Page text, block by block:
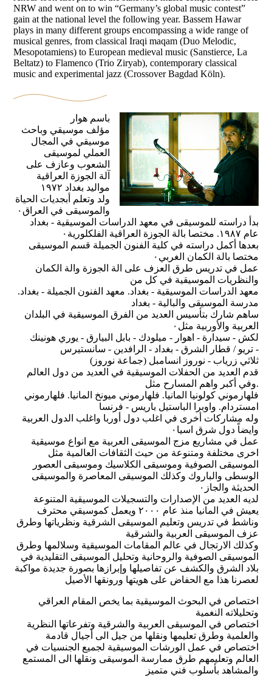
NRW and went on to win “Germany’s global music contest”
gain at the national level the following year. Bassem Hawar
plays in many different groups encompassing a wide range of
musical genres, from classical Iraqi maqam (Duo Melodic,
Mesopotamiens) to European medieval music (Sanstierce, La
Beltatz) to Flamenco (Trio Ziryab), contemporary classical
music and experimental jazz (Crossover Bagdad Köln).
باسم هوار
مؤلف موسيقي وباحث
موسيقي في المجال
العملي لموسيقى
الشعوب وعازف على
آلة الجوزة العراقية
مواليد بغداد ١٩٧٢
ولد وتعلم أبجديات الحياة
والموسيقى في العراق٠
بدأ دراسته للموسيقى في معهد الدراسات الموسيقية - بغداد
عام ١٩٨٧. مختصا بالة الجوزة العراقية الفلكلورية٠
بعدها أكمل دراسته في كلية الفنون الجميلة قسم الموسيقى
مختصا بالة الكمان الغربي٠
عمل في تدريس طرق العزف على الة الجوزة والة الكمان
والنظريات الموسيقية في كل من
معهد الدراسات الموسيقية - بغداد. معهد الفنون الجميلة - بغداد.
مدرسة الموسيقى والبالية - بغداد
ساهم شارك بتأسيس العديد من الفرق الموسيقية في البلدان
العربية والأوربية مثل٠
لكش - سيدارة - اهوار - ميلودك - بابل البيارق - يوري هونينك
تريو / قطار الشرق - بغداد - الرافدين - سانستيرس -
ثلاثي زرياب - نوروز انسامبل (جماعة نوروز)
قدم العديد من الحفلات الموسيقية في العديد من دول العالم
وفي أكبر واهم المسارح مثل.
فلهارموني كولونيا المانيا. فلهارموني ميونخ المانيا. فلهارموني
امستردام. واوبرا الباستيل باريس - فرنسا
وله مشاركات أخرى في اغلب دول أوربا واغلب الدول العربية
وايضاً دول شرق اسيا٠
عمل في مشاريع مزج الموسيقى العربية مع انواع موسيقية
اخرى مختلفة ومتنوعة من حيث الثقافات العالمية مثل
الموسيقى الصوفية وموسيقى الكلاسيك وموسيقى العصور
الوسطى والباروك وكذلك الموسيقى المعاصرة والموسيقى
الحديثة والجاز٠
لديه العديد من الإصدارات والتسجيلات الموسيقية المتنوعة
يعيش في المانيا منذ عام ٢٠٠٠ ويعمل كموسيقي محترف
وناشط في تدريس وتعليم الموسيقى الشرقية ونظرياتها وطرق
عزف الموسيقى العربية والشرقية
وكذلك الارتجال في عالم المقامات الموسيقية وسلالمها وطرق
الموسيقى الصوفية والروحانية وتحليل الموسيقى التقليدية في
بلاد الشرق والكشف عن تفاصيلها وإبرازها بصورة جديدة مواكبة
لعصرنا هذا مع الحفاض على هويتها ورونقها الأصيل
وتحليلاته النغمية
اختصاص في الموسيقى العربية والشرقية وتفرعاتها النظرية
والعلمية وطرق تعليمها ونقلها من جيل الى أجيال قادمة
اختصاص في عمل الورشات الموسيقية لجميع الجنسيات في
العالم وتعليمهم طرق ممارسة الموسيقى ونقلها الى المستمع
والمشاهد بأسلوب فني متميز